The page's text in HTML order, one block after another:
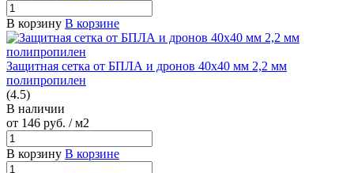
В корзину В корзине
Защитная сетка от БПЛА и дронов 40х40 мм 2,2 мм
полипропилен
(4.5)
В наличии
от 146 руб. / м2
В корзину В корзине